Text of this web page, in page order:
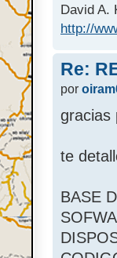
David A.
http://
Re:
por
gracias
te
BASE